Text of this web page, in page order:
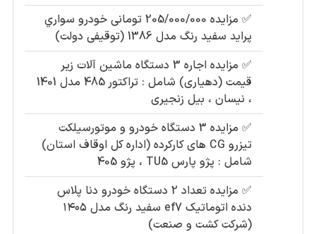
✅
مزایده 205/000/000 تومانی خودرو سواري
پرايد سفيد رنگ مدل 1386 (توقیفی دولت)
✅
مزایده اجاره 3 دستگاه ماشین آلات زیر
قیمت (دهیاری) شامل : تراکتور 485 مدل 1401
، نیسان ، بیل زنجیری
✅
مزایده 3 دستگاه خودرو و موتورسیلکت
تیزرو CG های کارکرده (اداره کل اوقاف استان)
شامل : پژو پارس TU5 ، پژو 405
✅
مزایده تعداد 2 دستگاه خودرو دنا پلاس
دنده اتوماتیک ef7 سفید رنگ مدل ۱۴۰۵
(شرکت کشت و صنعت)